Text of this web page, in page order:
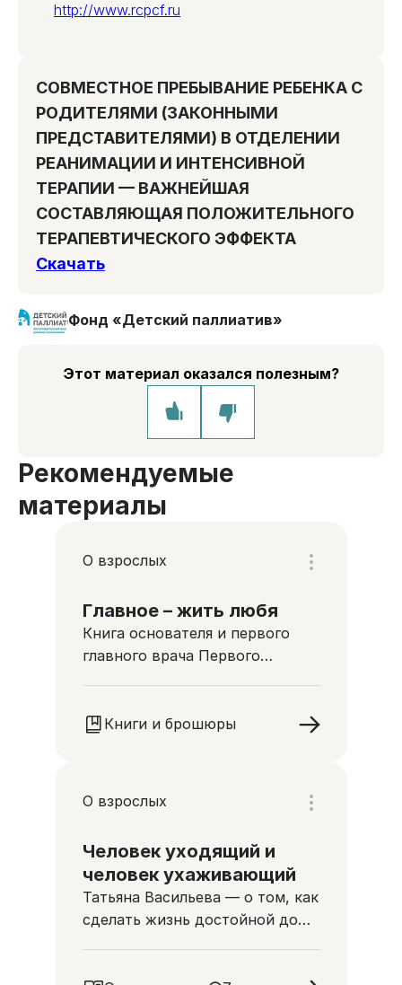
http://www.rcpcf.ru
СОВМЕСТНОЕ ПРЕБЫВАНИЕ РЕБЕНКА С
РОДИТЕЛЯМИ (ЗАКОННЫМИ
ПРЕДСТАВИТЕЛЯМИ) В ОТДЕЛЕНИИ
РЕАНИМАЦИИ И ИНТЕНСИВНОЙ
ТЕРАПИИ — ВАЖНЕЙШАЯ
СОСТАВЛЯЮЩАЯ ПОЛОЖИТЕЛЬНОГО
ТЕРАПЕВТИЧЕСКОГО ЭФФЕКТА
Скачать
Фонд «Детский паллиатив»
Этот материал оказался полезным?
Рекомендуемые
материалы
О взрослых
Главное – жить любя
Книга основателя и первого
главного врача Первого
Книги и брошюры
О взрослых
Человек уходящий и
человек ухаживающий
Татьяна Васильева — о том, как
сделать жизнь достойной до